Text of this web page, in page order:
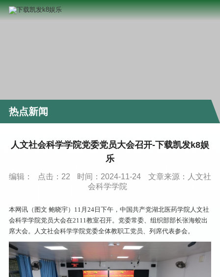
热点新闻
人文社会科学学院党委党员大会召开-下载凯发k8娱
乐
编辑： 点击： 22 时间：2024-11-24
文章来源：人文社
会科学学院
本网讯（图文 鲍晓宇）11月24日下午，中国共产党湖北医药学院人文社
会科学学院党员大会在2111教室召开。党委常委、组织部部长张海蛟出
席大会。人文社会科学学院党委全体教职工党员、列席代表参会。